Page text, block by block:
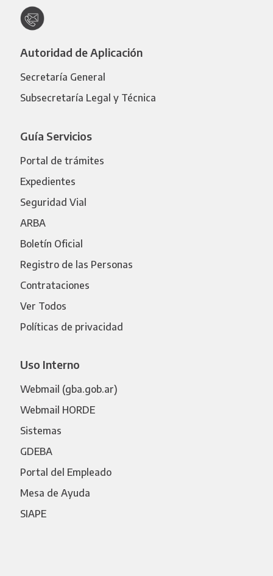
Autoridad de Aplicación
Secretaría General
Subsecretaría Legal y Técnica
Guía Servicios
Portal de trámites
Expedientes
Seguridad Vial
ARBA
Boletín Oficial
Registro de las Personas
Contrataciones
Ver Todos
Políticas de privacidad
Uso Interno
Webmail (gba.gob.ar)
Webmail HORDE
Sistemas
GDEBA
Portal del Empleado
Mesa de Ayuda
SIAPE